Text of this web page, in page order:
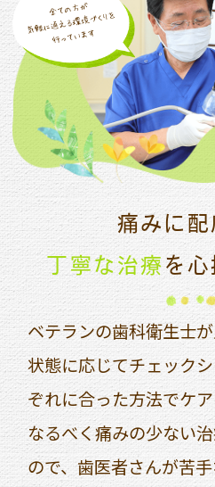
痛みに配
丁寧な治療を心
ベテランの歯科衛生士
状態に応じてチェック
ぞれに合った方法でケ
なるべく痛みの少ない
ので、歯医者さんが苦